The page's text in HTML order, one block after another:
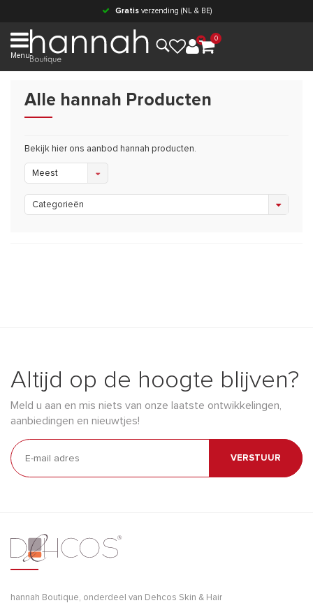
Gratisverzending (NL & BE)
Menu
0
Alle hannah Producten
Bekijk hier ons aanbod hannah producten.
Meest
bekeken
Categorieën
Altijd op de hoogte blijven?
Meld u aan en mis niets van onze laatste ontwikkelingen,
aanbiedingen en nieuwtjes!
VERSTUUR
hannah Boutique, onderdeel van Dehcos Skin & Hair